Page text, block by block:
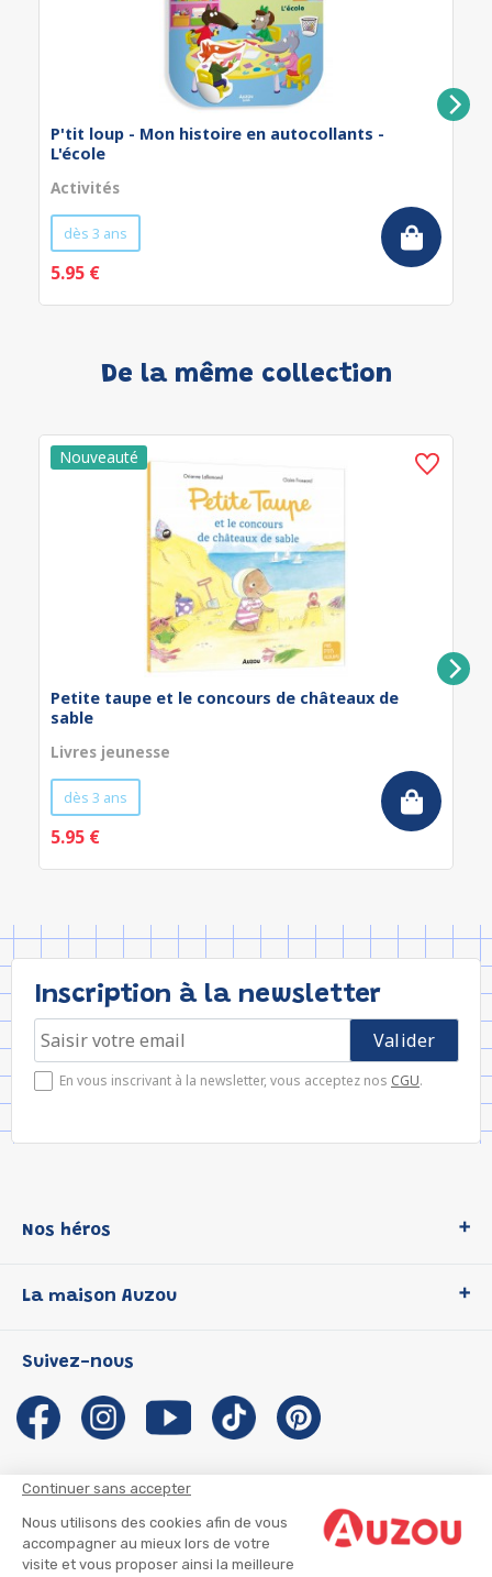
Continuer sans accepter
Nous utilisons des cookies afin de vous
accompagner au mieux lors de votre
visite et vous proposer ainsi la meilleure
P'tit loup - Mon histoire en autocollants -
L'école
Activités
dès 3 ans
5.95 €
De la même collection
Petite taupe et le concours de châteaux de
sable
Livres jeunesse
dès 3 ans
5.95 €
Inscription à la newsletter
En vous inscrivant à la newsletter, vous acceptez nos CGU.
Nos héros
P'tit Loup
Les Influenceuses
Migali
Petite Taupe
La maison Auzou
Notre histoire
Auzou s'engage
Auteurs et illustrateurs Auzou
Suivre mon colis
Infos consommateur
Suivez-nous
CGU
CGV